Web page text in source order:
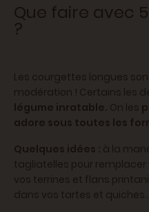
Que faire avec
?
Les courgettes longues
modération ! Certains les
légume inratable. On les
adore sous toutes les
Quelques idées : à la
tagliatelles pour
vos terrines et flans
dans vos tartes et